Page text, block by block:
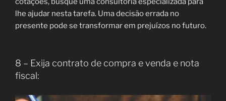
lhe ajudar nesta tarefa. Uma decisão errada no
presente pode se transformar em prejuízos no futuro.
8 – Exija contrato de compra e venda e nota
fiscal: